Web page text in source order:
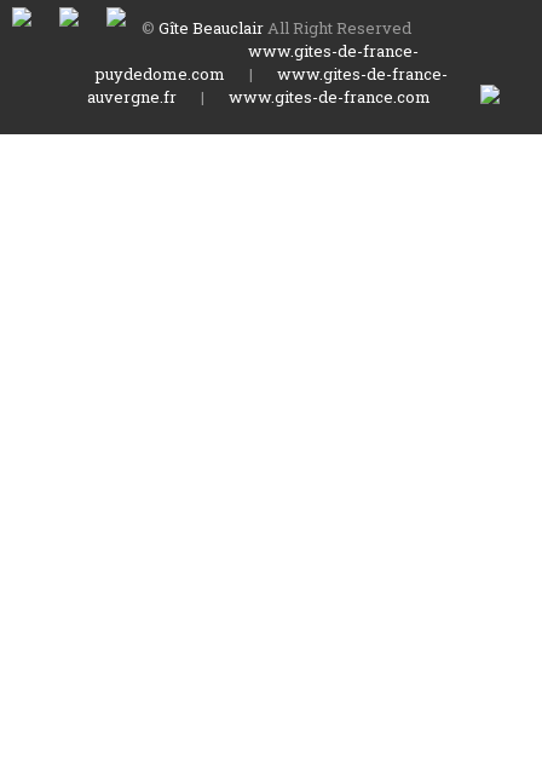
© Gîte BeauclairAll Right Reserved
www.gites-de-france-
puydedome.com
|
www.gites-de-france-
auvergne.fr
| www.gites-de-france.com